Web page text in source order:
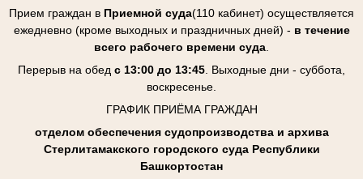
Прием граждан в Приемной суда(110 кабинет) осуществляется
ежедневно (кроме выходных и праздничных дней) - в течение
всего рабочего времени суда
Перерыв на обед с 13:00 до 13:45 . Выходные дни - суббота,
воскресенье.
ГРАФИК ПРИЁМА ГРАЖДАН
отделом обеспечения судопроизводства и архива
Стерлитамакского городского суда Республики
Башкортостан